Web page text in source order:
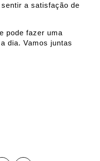
a satisfação de
pode fazer uma
dia. Vamos juntas